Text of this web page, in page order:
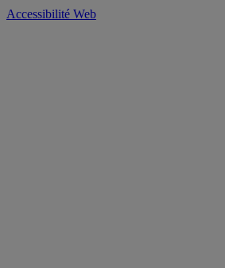
Accessibilité Web